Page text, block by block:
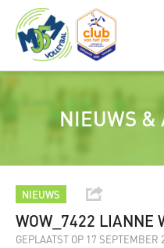
NIEUWS &
NIEUWS
WOW_7422 LIANNE
GEPLAATST OP 17 SEPTEMBER